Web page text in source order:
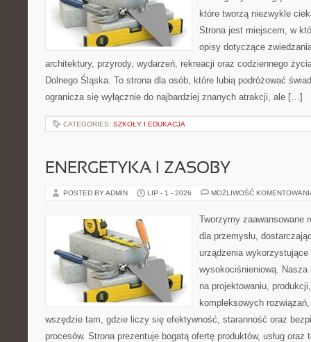
które tworzą niezwykle
Strona jest miejscem, w
opisy dotyczące
architektury, przyrody, wydarzeń, rekreacji oraz codziennego
Dolnego Śląska. To strona dla osób, które lubią podróżować
ogranicza się wyłącznie do najbardziej znanych atrakcji, ale […]
CATEGORIES: SZKOŁY I EDUKACJA
ENERGETYKA I ZASOBY
POSTED BY ADMIN LIP - 1 - 2026 MOŻLIWOŚĆ
Tworzymy zaawansowane
dla przemysłu,
urządzenia wykorzystujące
wysokociśnieniową. Nasza
na projektowaniu,
kompleksowych
wszędzie tam, gdzie liczy się efektywność, staranność oraz
procesów. Strona prezentuje bogatą ofertę produktów, usług oraz